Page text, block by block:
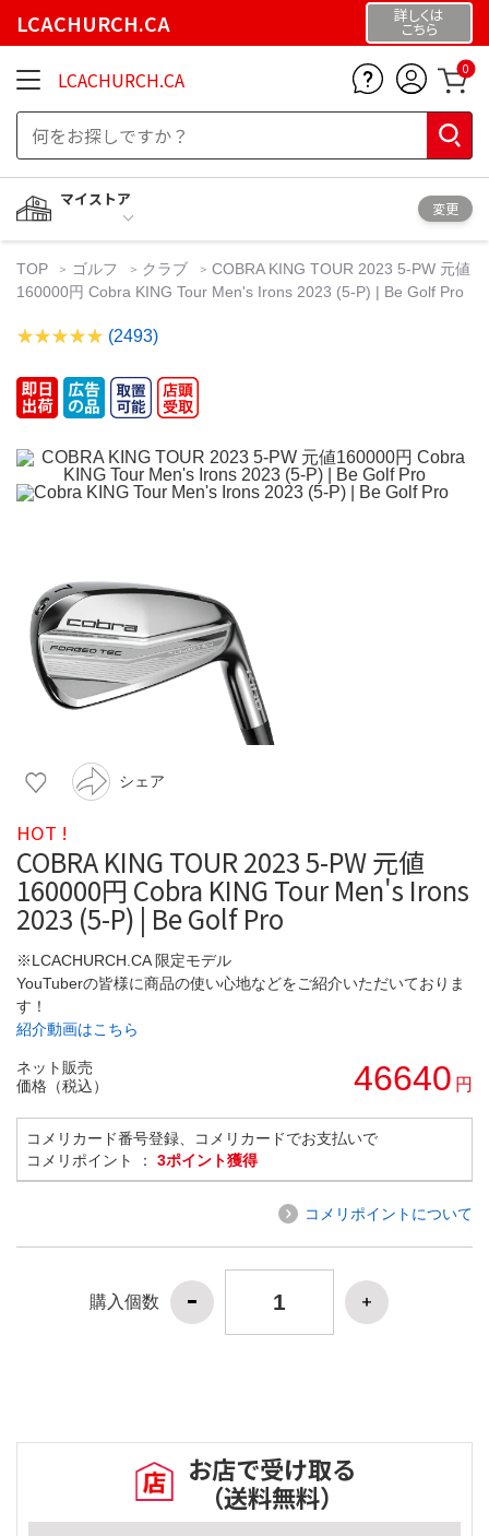
LCACHURCH.CA 詳しくは
こちら
LCACHURCH.CA 0
マイストア
変更
TOP ゴルフ クラブ
COBRA KING TOUR 2023 5-PW 元値
160000円 Cobra KING Tour Men's Irons 2023 (5-P) | Be Golf Pro
(2493)
シェア
HOT !
COBRA KING TOUR 2023 5-PW 元値
160000円 Cobra KING Tour Men's Irons
2023 (5-P) | Be Golf Pro
※LCACHURCH.CA 限定モデル
YouTuberの皆様に商品の使い心地などをご紹介いただいておりま
す！
紹介動画はこちら
ネット販売
価格（税込）
46640 円
コメリカード番号登録、コメリカードでお支払いで
コメリポイント ： 3ポイント獲得
コメリポイントについて
購入個数
お店で受け取る
（送料無料）